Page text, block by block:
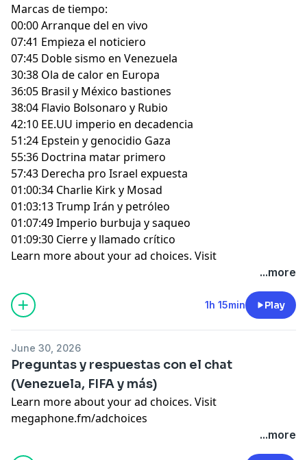
Marcas de tiempo:
00:00 Arranque del en vivo
07:41 Empieza el noticiero
07:45 Doble sismo en Venezuela
30:38 Ola de calor en Europa
36:05 Brasil y México bastiones
38:04 Flavio Bolsonaro y Rubio
42:10 EE.UU imperio en decadencia
51:24 Epstein y genocidio Gaza
55:36 Doctrina matar primero
57:43 Derecha pro Israel expuesta
01:00:34 Charlie Kirk y Mosad
01:03:13 Trump Irán y petróleo
01:07:49 Imperio burbuja y saqueo
01:09:30 Cierre y llamado crítico
Learn more about your ad choices. Visit
...more
1h 15min Play
June 30, 2026
Preguntas y respuestas con el chat
(Venezuela, FIFA y más)
Learn more about your ad choices. Visit
megaphone.fm/adchoices
...more